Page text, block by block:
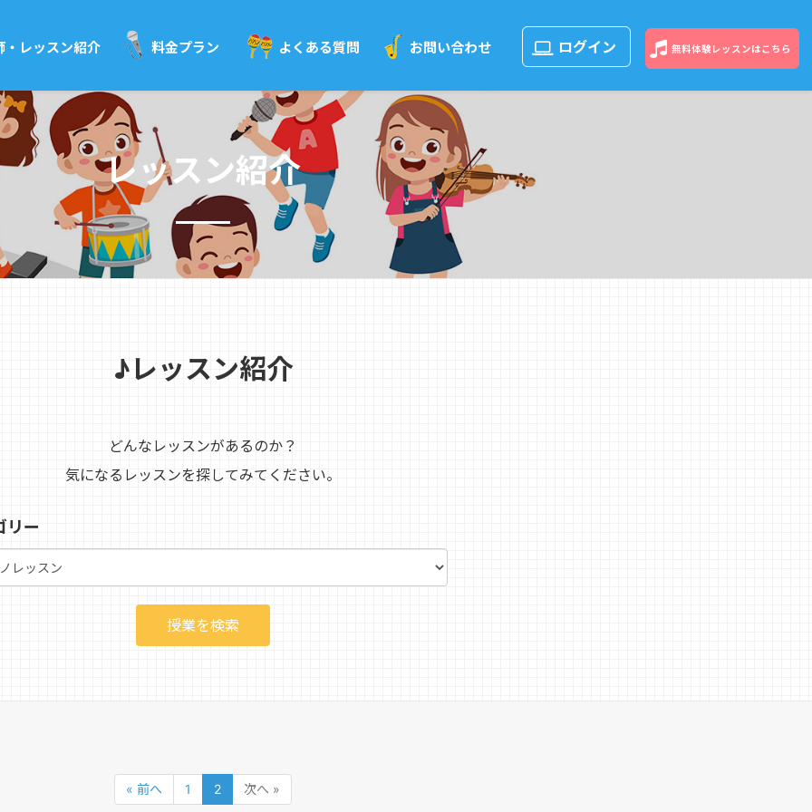
・レッスン紹介 料金プラン よくある質問 お問い合わせ ログイン 無料体験レッスンはこちら
レッスン紹介
♪レッスン紹介
どんなレッスンがあるのか？
気になるレッスンを探してみてください。
リー
« 前へ 1 2 次へ »